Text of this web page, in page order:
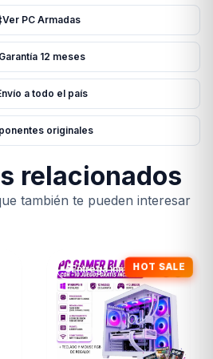
Ver PC Armadas
Garantía 12 meses
a todo el país
originales
relacionados
también te pueden interesar
Entrega inmediataHOT SALE